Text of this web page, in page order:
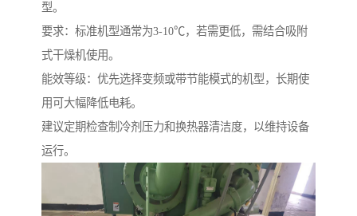
型。
要求：标准机型通常为3-10℃，若需更低，需结合吸附
式干燥机使用。
能效等级：优先选择变频或带节能模式的机型，长期使
用可大幅降低电耗。
建议定期检查制冷剂压力和换热器清洁度，以维持设备
运行。